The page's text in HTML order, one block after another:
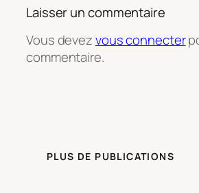
Laisser un commentaire
Vous devezvous connecter
commentaire.
PLUS DE PUBLICATIONS